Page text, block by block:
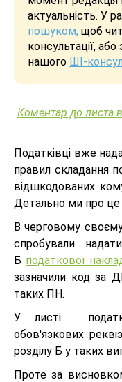
актуальність. У
пошуком, щоб
консультації,
нашого ШІ-
Коментар до листа
Податківці вже
правил складання
відшкодованих
Детально ми про це
В черговому своєму
спробували
Б податкової
зазначили код за
таких ПН.
У листі
обов'язкових
розділу Б у таких
Проте за